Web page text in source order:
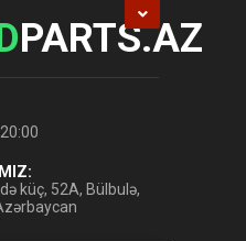
PARTS.AZ
küç, 52A, Bülbulə,